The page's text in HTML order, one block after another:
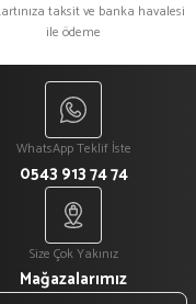
Tükendi
Aşçı Kepi
taksit ve banka havalesi
ile ödeme
WhatsApp Teklif İste
0543 913 74 74
Size Çok Yakınız
Mağazalarımız